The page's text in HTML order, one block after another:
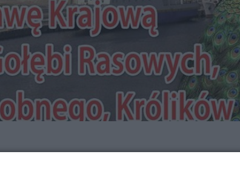
karzełki łapciate, po olbrzymy belgijskie,